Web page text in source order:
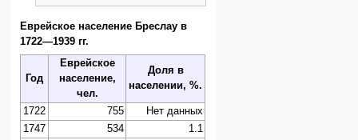
Еврейское население Бреслау в
1722—1939 гг.
Год
Еврейское
население,
чел.
Доля в
населении, %.
1722 755
Нет данных
1747
534
1.1